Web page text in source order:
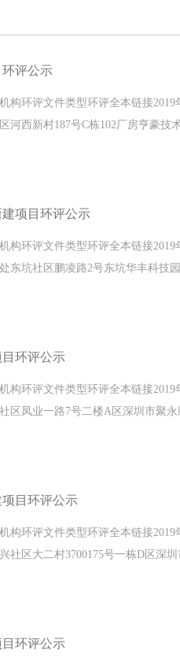
评公示
构环评文件类型环评全本链接
河西新村187号C栋102厂房亨豪技
项目环评公示
构环评文件类型环评全本链接
东坑社区鹏凌路2号东坑华丰科技
环评公示
构环评文件类型环评全本链接
区凤业一路7号二楼A区深圳市聚
目环评公示
构环评文件类型环评全本链接
社区大二村3700175号一栋D区深
环评公示